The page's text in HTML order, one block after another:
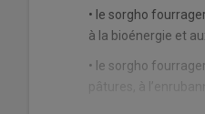
• le sorgho
à la bioénergie et
• le sorgho
pâtures, à